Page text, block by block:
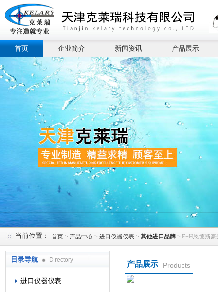
首页 企业简介 新闻资讯 产品展示
当前位置： 首页 > 产品中心 > 进口仪器仪表 > 其他进口品牌 > E+H恩德斯
目录导航 Directory
进口仪器仪表
产品展示 Products